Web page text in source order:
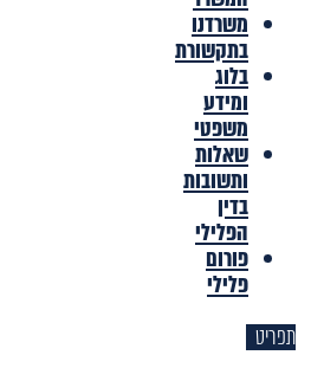
משרדנו
בתקשורת
בלוג
ומידע
משפטי
שאלות
ותשובות
בדין
הפלילי
פורום
פלילי
תפריט